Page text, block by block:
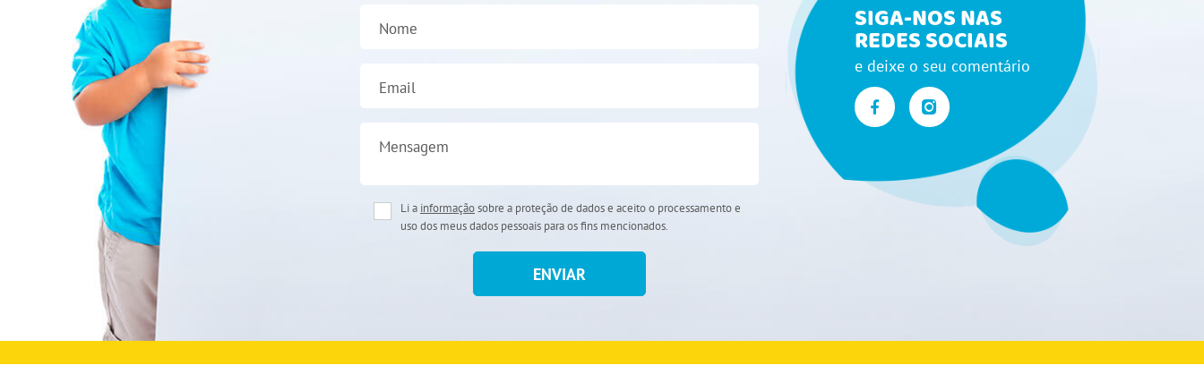
Nome
Email
Mensagem
Li a informaçãosobre a proteção de dados e aceito o processamento e
uso dos meus dados pessoais para os fins mencionados.
ENVIAR
SIGA-NOS NAS
REDES SOCIAIS
e deixe o seu comentário